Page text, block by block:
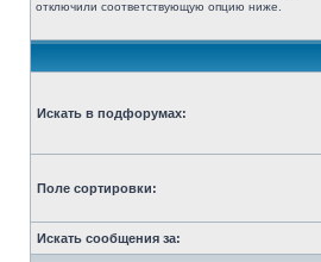
отключили соответствующую опцию ниже.
Искать в подфорумах:
Поле сортировки:
Искать сообщения за: